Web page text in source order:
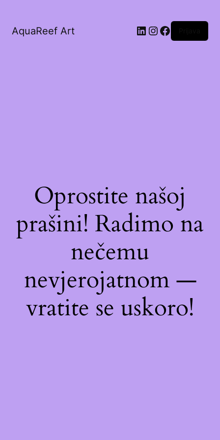
AquaReef Art
Oprostite našoj
prašini! Radimo na
nečemu
nevjerojatnom —
vratite se uskoro!